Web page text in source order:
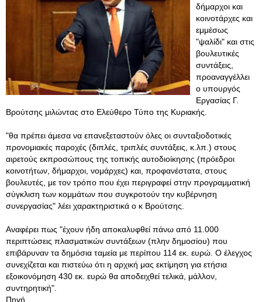
δήμαρχοι και
κοινοτάρχες και
εμμέσως
"ψαλίδι" και στις
βουλευτικές
συντάξεις,
προαναγγέλλει
ο υπουργός
Εργασίας Γ.
Βρούτσης μιλώντας στο Ελεύθερο Τύπο της Κυριακής.
"θα πρέπει άμεσα να επανεξεταστούν όλες οι συνταξιοδοτικές
προνομιακές παροχές (διπλές, τριπλές συντάξεις, κ.λπ.) στους
αιρετούς εκπροσώπους της τοπικής αυτοδιοίκησης (πρόεδροι
κοινοτήτων, δήμαρχοι, νομάρχες) και, προφανέστατα, στους
βουλευτές, με τον τρόπο που έχει περιγραφεί στην προγραμματική
σύγκλιση των κομμάτων που συγκροτούν την κυβέρνηση
συνεργασίας" λέει χαρακτηριστικά ο κ Βρούτσης.
Αναφέρει πως "έχουν ήδη αποκαλυφθεί πάνω από 11.000
περιπτώσεις πλασματικών συντάξεων (πλην δημοσίου) που
επιβάρυναν τα δημόσια ταμεία με περίπου 114 εκ. ευρώ. Ο έλεγχος
συνεχίζεται και πιστεύω ότι η αρχική μας εκτίμηση για ετήσια
εξοικονόμηση 430 εκ. ευρώ θα αποδειχθεί τελικά, μάλλον,
συντηρητική".
Πηγή